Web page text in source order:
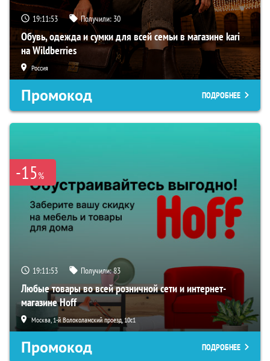
19:11:52 Получили: 30
Обувь, одежда и сумки для всей семьи в магазине kari
на Wildberries
Россия
Промокод ПОДРОБНЕЕ
-15%
19:11:52 Получили:83
Любые товары во всей розничной сети и интернет-
магазине Hoff
Москва, 1-й Волоколамский проезд, 10с1
Промокод ПОДРОБНЕЕ